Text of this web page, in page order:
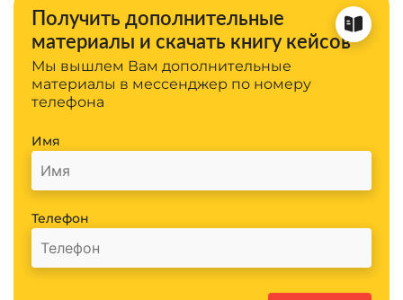
Получить дополнительные
материалы и скачать книгу кейсов
Мы вышлем Вам дополнительные
материалы в мессенджер по номеру
телефона
Имя
Телефон